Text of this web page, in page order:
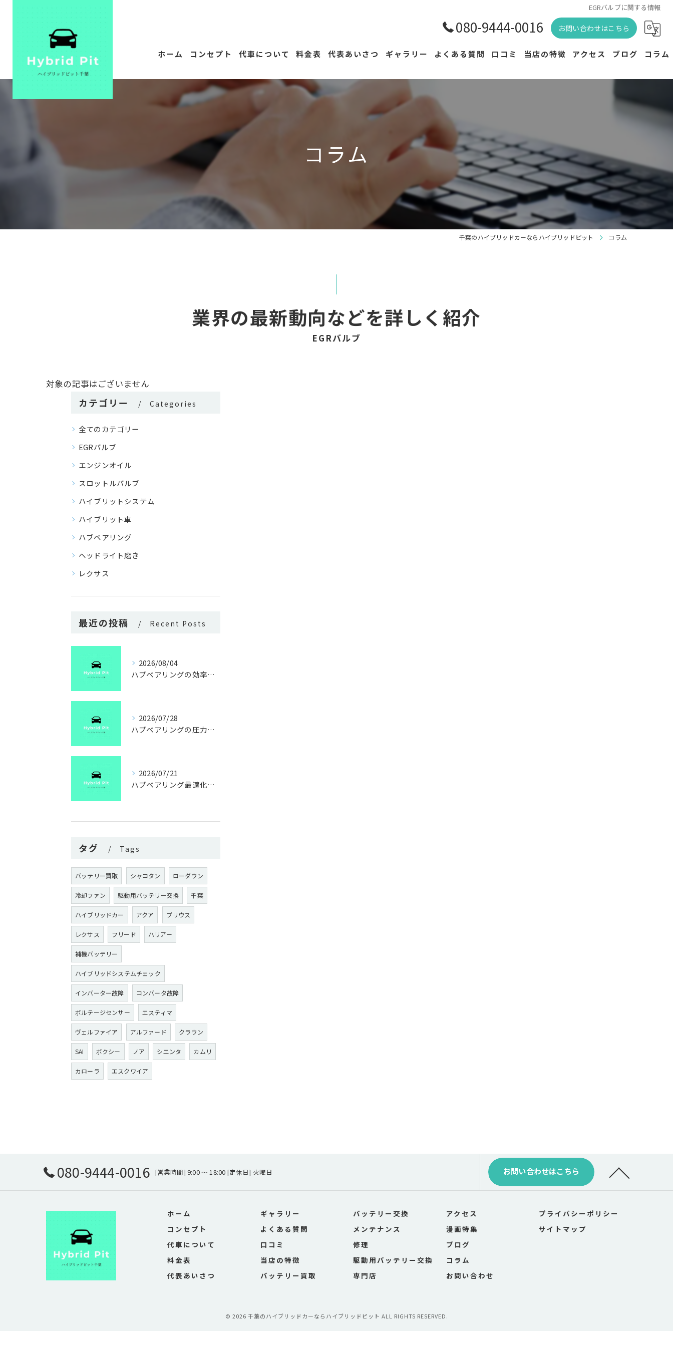
EGRバルブに関する情報
080-9444-0016 お問い合わせはこちら
ホーム コンセプト 代車について 料金表 代表あいさつ ギャラリー よくある質問 口コミ 当店の特徴
修理
駆動用バッテリー交換
専門店
アクセス ブログ コラム
コラム
千葉のハイブリッドカーならハイブリッドピット コラム
業界の最新動向などを詳しく紹介
EGRバルブ
対象の記事はございません
カテゴリー Categories
全てのカテゴリー
EGRバルブ
エンジンオイル
スロットルバルブ
ハイブリットシステム
ハイブリット車
ハブベアリング
ヘッドライト磨き
レクサス
最近の投稿 Recent Posts
2026/08/04
ハブベアリングの効率を走行距離や異音から診断し燃費改善へつなげる実践ガイド
2026/07/28
ハブベアリングの圧力特性と千葉県船橋市で交換費用を抑えるポイント
2026/07/21
ハブベアリング最適化で異音予防と交換時期を見極めるチェック方法
タグ Tags
バッテリー買取 シャコタン ローダウン
冷却ファン 駆動用バッテリー交換 千葉
ハイブリッドカー アクア プリウス
レクサス フリード ハリアー
補機バッテリー
ハイブリッドシステムチェック
インバーター故障 コンバータ故障
ボルテージセンサー エスティマ
ヴェルファイア アルファード クラウン
SAI ボクシー ノア シエンタ カムリ
カローラ エスクワイア
080-9444-0016 [営業時間] 9:00 ～ 18:00 [定休日] 火曜日 お問い合わせはこちら
ホーム
コンセプト
代車について
料金表
代表あいさつ
ギャラリー
よくある質問
口コミ
当店の特徴
バッテリー買取
バッテリー交換
メンテナンス
修理
駆動用バッテリー交換
専門店
アクセス
漫画特集
ブログ
コラム
お問い合わせ
プライバシーポリシー
サイトマップ
© 2026 千葉のハイブリッドカーならハイブリッドピット ALL RIGHTS RESERVED.